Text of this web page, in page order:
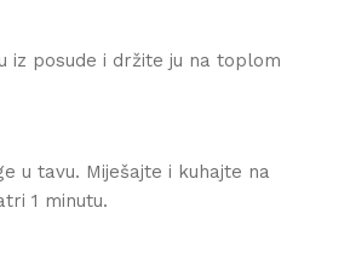
iz posude i držite ju na toplom
u tavu. Miješajte i kuhajte na
1 minutu.